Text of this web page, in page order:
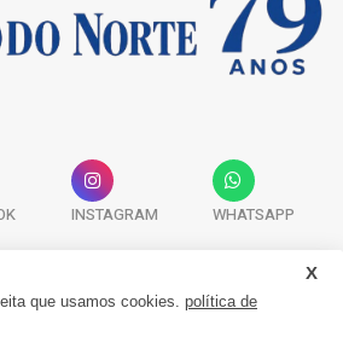
INSTAGRAM WHATSAPP
Fale Conosco Quem Somos
que usamos cookies. política de